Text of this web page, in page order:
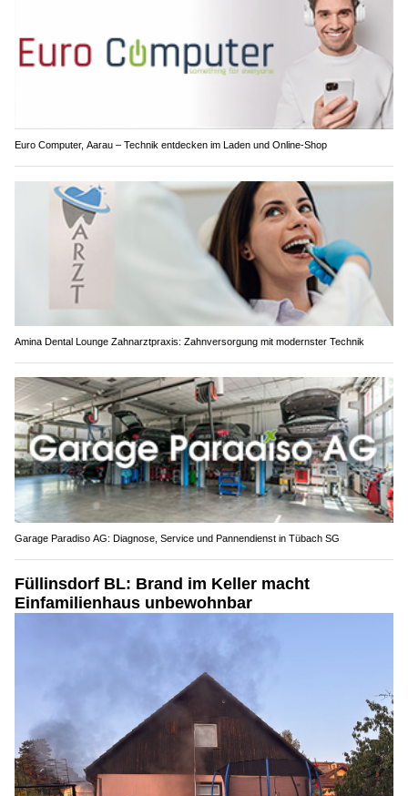
Euro Computer, Aarau – Technik entdecken im Laden und Online-Shop
Amina Dental Lounge Zahnarztpraxis: Zahnversorgung mit modernster Technik
Garage Paradiso AG: Diagnose, Service und Pannendienst in Tübach SG
Füllinsdorf BL: Brand im Keller macht
Einfamilienhaus unbewohnbar